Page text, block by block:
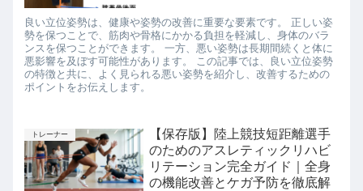
良い立位姿勢は、健康や姿勢の改善に重要な要素です。 正しい姿
勢を保つことで、筋肉や骨格にかかる負担を軽減し、身体のバラ
ンスを保つことができます。 一方、悪い姿勢は長期間続くと体に
悪影響を及ぼす可能性があります。 この記事では、良い立位姿勢
の特徴と共に、よく見られる悪い姿勢を紹介し、改善するための
ポイントをお伝えします。
トレーナー
【保存版】陸上競技短距離選手
のためのアスレティックリハビ
リテーション完全ガイド｜全身
の機能改善とケガ予防を徹底解